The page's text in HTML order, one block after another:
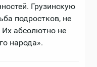
Грузинскую
подростков, не
Их абсолютно не
народа».